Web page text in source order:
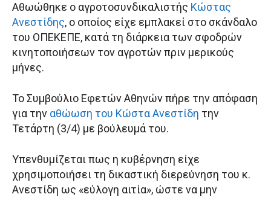
Αθωώθηκε ο αγροτοσυνδικαλιστής Κώστας
Ανεστίδης, ο οποίος είχε εμπλακεί στο σκάνδαλο
του ΟΠΕΚΕΠΕ, κατά τη διάρκεια των σφοδρών
κινητοποιήσεων τον αγροτών πριν μερικούς
μήνες.
Το Συμβούλιο Εφετών Αθηνών πήρε την απόφαση
για την αθώωση του Κώστα Ανεστίδη την
Τετάρτη (3/4) με βούλευμά του.
Υπενθυμίζεται πως η κυβέρνηση είχε
χρησιμοποιήσει τη δικαστική διερεύνηση του κ.
Ανεστίδη ως «εύλογη αιτία», ώστε να μην